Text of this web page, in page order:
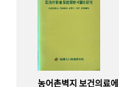
농어촌벽지 보건의료